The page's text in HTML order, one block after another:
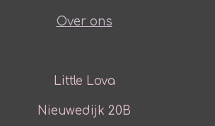
Over ons
Little Lova
Nieuwedijk 20B